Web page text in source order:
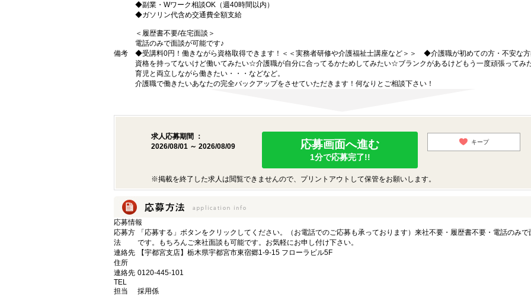
◆副業・Wワーク相談OK（週40時間以内）
◆ガソリン代含め交通費全額支給
＜履歴書不要/在宅面談＞
電話のみで面談が可能です♪
備考
◆受講料0円！働きながら資格取得できます！＜＜実務者研修や介護福祉士講座など＞＞ ◆介護職が初めての方・不安な
資格を持ってないけど働いてみたい☆介護職が自分に合ってるかためしてみたい☆ブランクがあるけどもう一度頑張ってみ
育児と両立しながら働きたい・・・などなど。
介護職で働きたいあなたの完全バックアップをさせていただきます！何なりとご相談下さい！
求人応募期間 ：
2026/08/01 ～ 2026/08/09
応募画面へ進む
1分で応募完了!!
キープ
※掲載を終了した求人は閲覧できませんので、プリントアウトして保管をお願いします。
応募情報
応募方
法
「応募する」ボタンをクリックしてください。（お電話でのご応募も承っております）来社不要・履歴書不要・電話のみで
です。もちろんご来社面談も可能です。お気軽にお申し付け下さい。
連絡先
住所
【宇都宮支店】栃木県宇都宮市東宿郷1-9-15 フローラビル5F
連絡先
TEL
0120-445-101
担当 採用係